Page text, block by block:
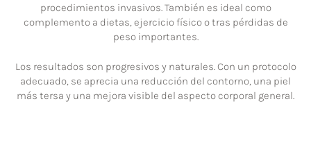
procedimientos invasivos. También es ideal como
complemento a dietas, ejercicio físico o tras pérdidas de
peso importantes.
Los resultados son progresivos y naturales. Con un protocolo
adecuado, se aprecia una reducción del contorno, una piel
más tersa y una mejora visible del aspecto corporal general.